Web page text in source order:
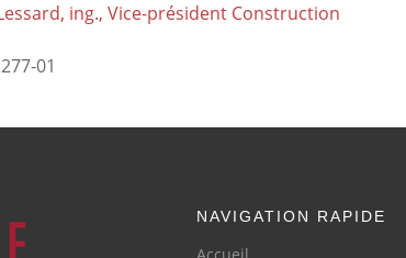
ing., Vice-président Construction
01
NAVIGATION RAPIDE